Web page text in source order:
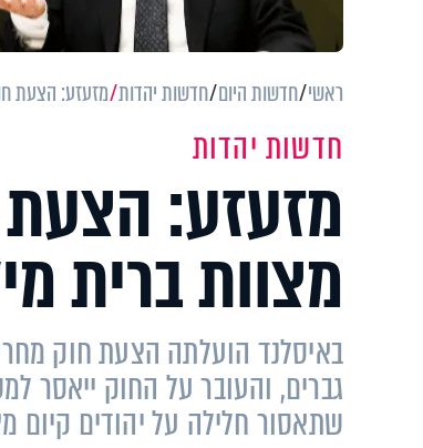
ראשי חדשות היום חדשות יהדות מזעזע: הצעת
חדשות יהדות
מזעזע:
מצוות ברית
באיסלנד הועלתה הצעת חוק
שתאסור חלילה על יהודים קיום